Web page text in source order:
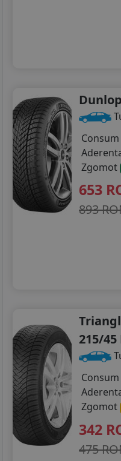
Dunlop
Consum
Zgomot
653
893
215/45
Consum
Zgomot
342
475